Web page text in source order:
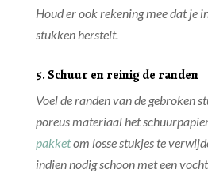
Houd er ook rekening mee dat je
stukken herstelt.
5. Schuur en reinig de randen
Voel de randen van de gebroken
poreus materiaal het
pakketom losse stukjes te
indien nodig schoon met een